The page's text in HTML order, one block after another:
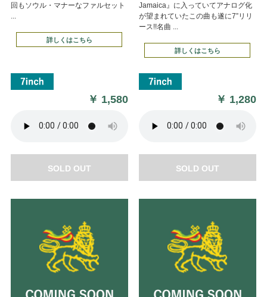
回もソウル・マナーなファルセット
...
詳しくはこちら
￥ 1,580
SOLD OUT
Jamaica』に入っていてアナログ化
が望まれていたこの曲も遂に7”リリ
ース!!名曲 ...
詳しくはこちら
￥ 1,280
SOLD OUT